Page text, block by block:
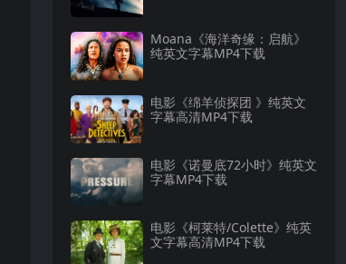
Moana《海洋奇缘：启航》
纯英文字幕MP4下载
电影《绵羊侦探团 》纯英文
字幕高清MP4下载
电影《诺曼底72小时》纯英文
字幕MP4下载
电影《柯莱特/Colette》纯英
文字幕高清MP4下载